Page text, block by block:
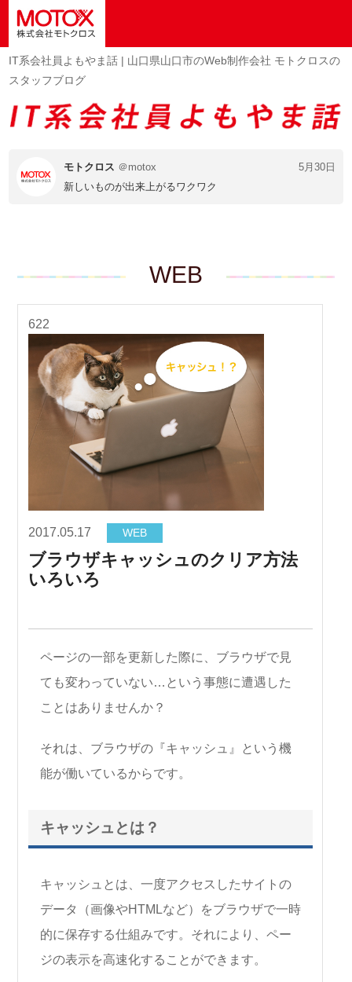
IT系会社員よもやま話 | 山口県山口市のWeb制作会社 モトクロスの
スタッフブログ
モトクロス ＠motox
5月30日
新しいものが出来上がるワクワク
WEB
622
2017.05.17 WEB
ブラウザキャッシュのクリア方法
いろいろ
ページの一部を更新した際に、ブラウザで見
ても変わっていない…という事態に遭遇した
ことはありませんか？
それは、ブラウザの『キャッシュ』という機
能が働いているからです。
キャッシュとは？
キャッシュとは、一度アクセスしたサイトの
データ（画像やHTMLなど）をブラウザで一時
的に保存する仕組みです。それにより、ペー
ジの表示を高速化することができます。